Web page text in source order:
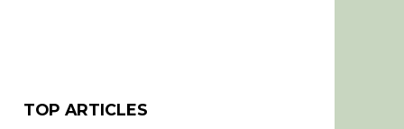
TOP ARTICLES